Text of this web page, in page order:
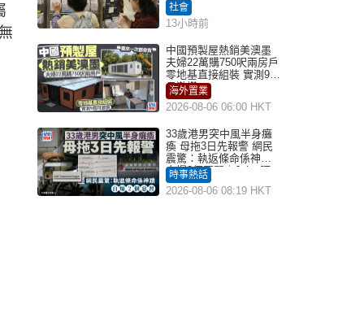
社會
13小時前
中國預製屋熱銷美澳墨
夫婦22萬購750呎兩房戶
零地基直接組裝 實測9個
月激讚
海外置業
2026-08-06 06:00 HKT
33歲港男突中風半身癱
瘓 母拖3日先報警 網民
震驚：執返條命係神蹟
自爆2個惡習｜Juicy叮
時事熱話
2026-08-06 08:19 HKT